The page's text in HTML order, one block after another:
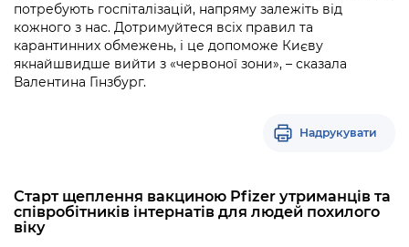
потребують госпіталізацій, напряму залежіть від
кожного з нас. Дотримуйтеся всіх правил та
карантинних обмежень, і це допоможе Києву
якнайшвидше вийти з «червоної зони», – сказала
Валентина Гінзбург.
Надрукувати
Старт щеплення вакциною Pfizer утриманців та
співробітників інтернатів для людей похилого
віку